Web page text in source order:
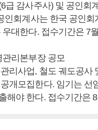
급 감사주사) 및 공인회
인회계사는 한국 공인
대한다. 접수기간은 7
리본부장 공모
리사업, 철도 궤도공
개모집한다. 임기는
해야 한다. 접수기간은